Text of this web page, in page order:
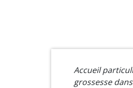
Accueil
grossesse